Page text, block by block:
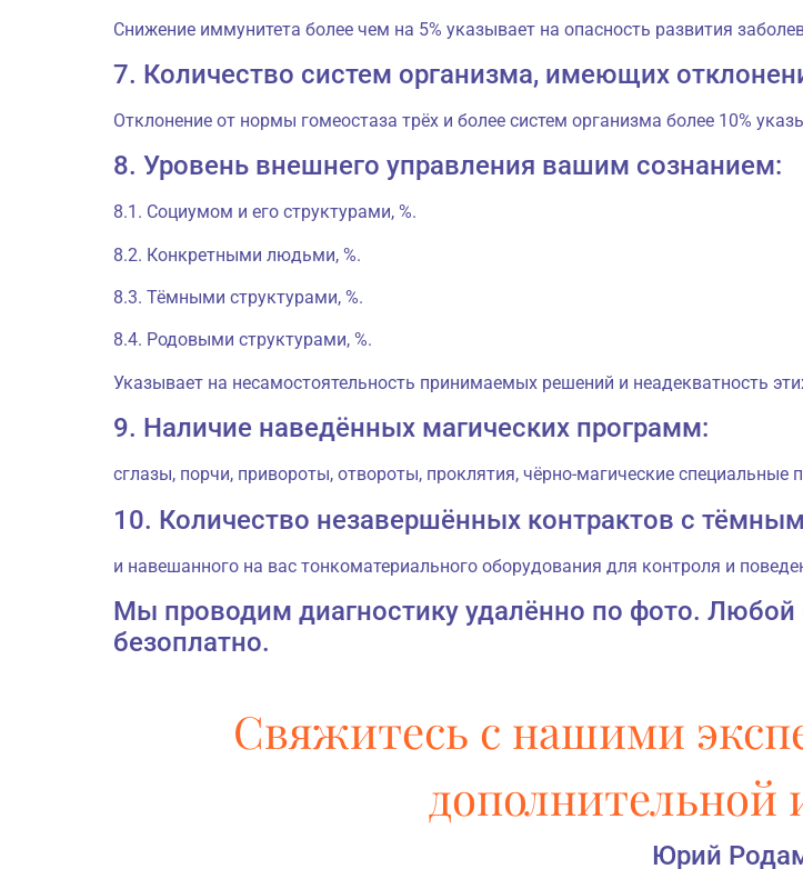
Снижение иммунитета более чем на 5% указывает на опасность развития
7. Количество систем организма, имеющих
Отклонение от нормы гомеостаза трёх и более систем организма более 10%
8. Уровень внешнего управления вашим сознанием:
8.1. Социумом и его структурами, %.
8.2. Конкретными людьми, %.
8.3. Тёмными структурами, %.
8.4. Родовыми структурами, %.
Указывает на несамостоятельность принимаемых решений и неадекватность
9. Наличие наведённых магических программ:
сглазы, порчи, привороты, отвороты, проклятия, чёрно-магические
10. Количество незавершённых контрактов с
и навешанного на вас тонкоматериального оборудования для контроля и
Мы проводим диагностику удалённо по фото. Любой
безоплатно.
Свяжитесь с нашими
Юрий